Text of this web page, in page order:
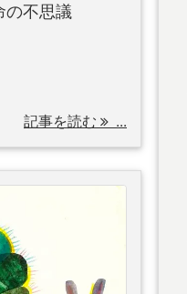
不思議
記事を読む ...